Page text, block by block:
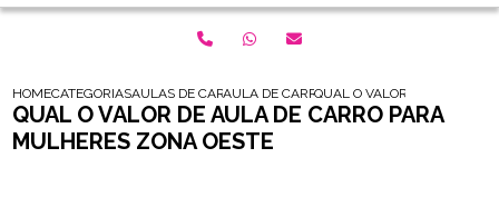
HOMECATEGORIASAULAS DE CARRO PARA HABILITADOS
AULA DE CARRO PARA HABILITADOS ZONA
QUAL O VALOR DE AULA DE
QUAL O VALOR DE AULA DE CARRO PARA
MULHERES ZONA OESTE